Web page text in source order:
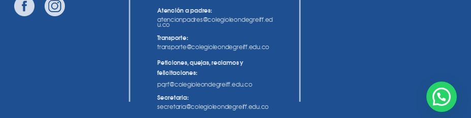
Atención a padres:
atencionpadres@colegioleondegreiff.ed
u.co
Transporte:
transporte@colegioleondegreiff.edu.co
Peticiones, quejas, reclamos y
felicitaciones:
pqrf@colegioleondegreiff.edu.co
Secretaria:
secretaria@colegioleondegreiff.edu.co